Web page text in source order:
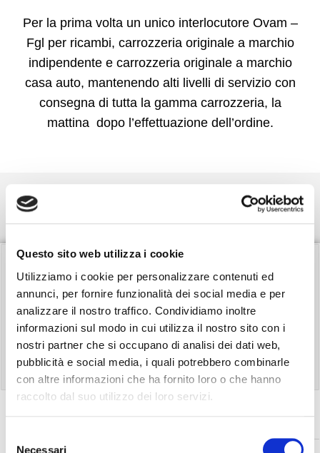
Questo sito web utilizza i cookie
Utilizziamo i cookie per personalizzare contenuti ed
annunci, per fornire funzionalità dei social media e per
analizzare il nostro traffico. Condividiamo inoltre
informazioni sul modo in cui utilizza il nostro sito con i
nostri partner che si occupano di analisi dei dati web,
pubblicità e social media, i quali potrebbero combinarle
con altre informazioni che ha fornito loro o che hanno
raccolto dal suo utilizzo dei loro servizi.
Necessari
Per la prima volta un unico interlocutore Ovam –
Fgl per ricambi, carrozzeria originale a marchio
indipendente e carrozzeria originale a marchio
casa auto, mantenendo alti livelli di servizio con
consegna di tutta la gamma carrozzeria, la
mattina dopo l’effettuazione dell’ordine.
Listini Prodotti FGL
Filtra i documenti in elenco con una parola chiave